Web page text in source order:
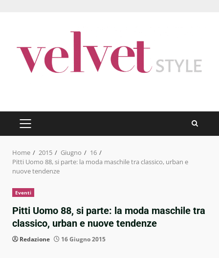
PRIMARY
MENU
Home 2015 Giugno
16
Pitti Uomo 88, si parte: la moda maschile tra classico, urban e
nuove tendenze
Eventi
Pitti Uomo 88, si parte: la moda maschile tra
classico, urban e nuove tendenze
Redazione 16 Giugno 2015